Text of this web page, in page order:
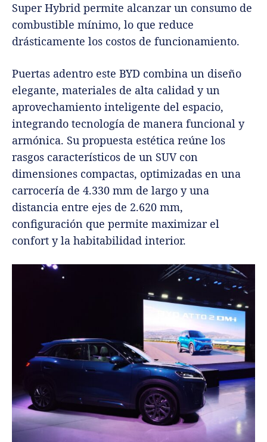
Super Hybrid permite alcanzar un consumo de
combustible mínimo, lo que reduce
drásticamente los costos de funcionamiento.
Puertas adentro este BYD combina un diseño
elegante, materiales de alta calidad y un
aprovechamiento inteligente del espacio,
integrando tecnología de manera funcional y
armónica. Su propuesta estética reúne los
rasgos característicos de un SUV con
dimensiones compactas, optimizadas en una
carrocería de 4.330 mm de largo y una
distancia entre ejes de 2.620 mm,
configuración que permite maximizar el
confort y la habitabilidad interior.